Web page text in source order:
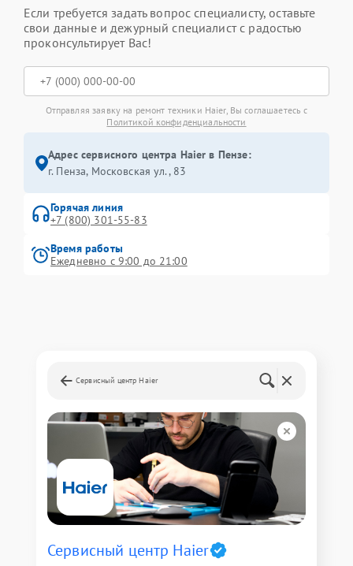
Если требуется задать вопрос специалисту, оставьте
свои данные и дежурный специалист с радостью
проконсультирует Вас!
Отправляя заявку на ремонт техники Haier, Вы соглашаетесь с
Политикой конфиденциальности
Адрес сервисного центра Haier в Пензе:
г. Пенза, Московская ул., 83
Горячая линия
+7 (800) 301-55-83
Время работы
Ежедневно с 9:00 до 21:00
Сервисный центр Haier
Сервисный центр Haier